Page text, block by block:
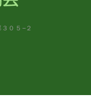
０５−２